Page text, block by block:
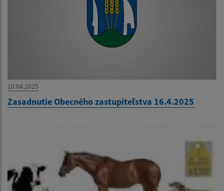
10.04.2025
Zasadnutie Obecného zastupiteľstva 16.4.2025